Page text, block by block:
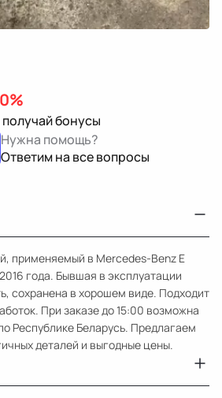
получай бонусы
Нужна помощь?
Ответим на все вопросы
применяемый в Mercedes-Benz E
года. Бывшая в эксплуатации
сохранена в хорошем виде. Подходит
При заказе до 15:00 возможна
Республике Беларусь. Предлагаем
деталей и выгодные цены.